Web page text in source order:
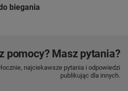
biegania
pomocy? Masz pytania?
najciekawsze pytania i odpowiedzi
publikując dla innych.